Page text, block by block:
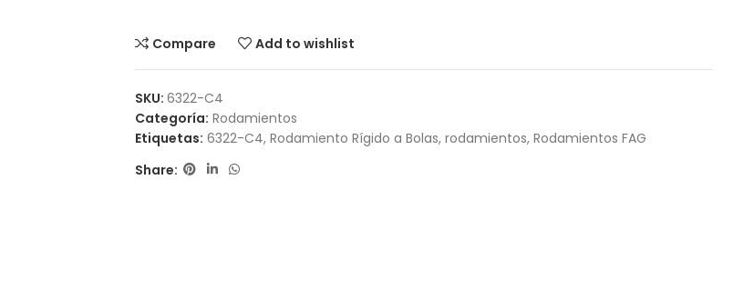
Compare Add to wishlist
SKU: 6322-C4
Categoría: Rodamientos
Etiquetas: 6322-C4, Rodamiento Rígido a Bolas, rodamientos, Rodamientos FAG
Share: